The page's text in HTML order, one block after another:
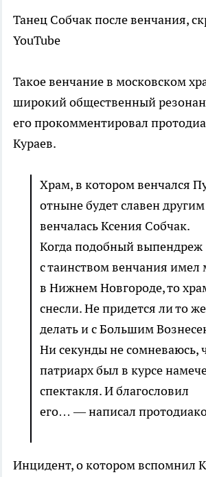
Танец Собчак после венчания,
YouTube
Такое венчание в московском
широкий общественный
его прокомментировал
Кураев.
Храм, в котором венчался
отныне будет славен
венчалась Ксения Собчак.
Когда подобный выпендреж
с таинством венчания имел
в Нижнем Новгороде, то
снесли. Не придется ли то
делать и с Большим
Ни секунды не сомневаюсь,
патриарх был в курсе
спектакля. И благословил
его… — написал
Инцидент, о котором вспомнил